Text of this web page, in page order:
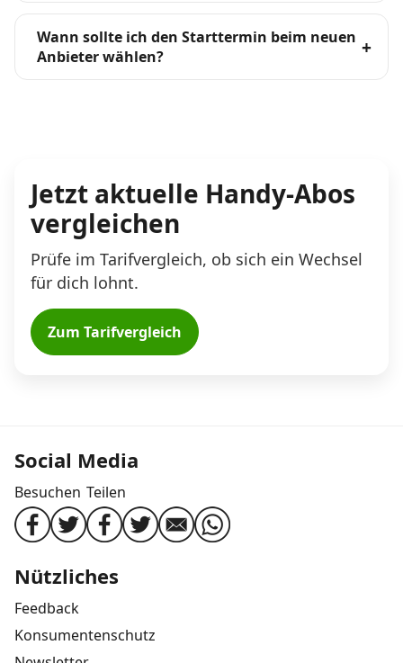
Wann sollte ich den Starttermin beim neuen
Anbieter wählen?
Jetzt aktuelle Handy-Abos
vergleichen
Prüfe im Tarifvergleich, ob sich ein Wechsel
für dich lohnt.
Zum Tarifvergleich
Social Media
Besuchen Teilen
Nützliches
Feedback
Konsumentenschutz